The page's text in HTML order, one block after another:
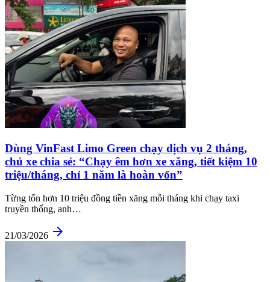
Dùng VinFast Limo Green chạy dịch vụ 2 tháng,
chủ xe chia sẻ: “Chạy êm hơn xe xăng, tiết kiệm 10
triệu/tháng, chỉ 1 năm là hoàn vốn”
Từng tốn hơn 10 triệu đồng tiền xăng mỗi tháng khi chạy taxi
truyền thống, anh…
21/03/2026 arrow_forward